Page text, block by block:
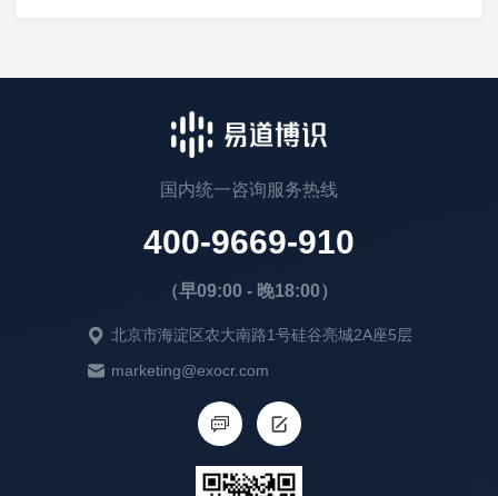
国内统一咨询服务热线
400-9669-910
（早09:00 - 晚18:00）
北京市海淀区农大南路1号硅谷亮城2A座5层
marketing@exocr.com